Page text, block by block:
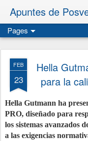
Apuntes de
Pages
FEB
23
Hella
para la
Hella Gutmann ha
PRO, diseñado para
los sistemas avanzados
a las exigencias